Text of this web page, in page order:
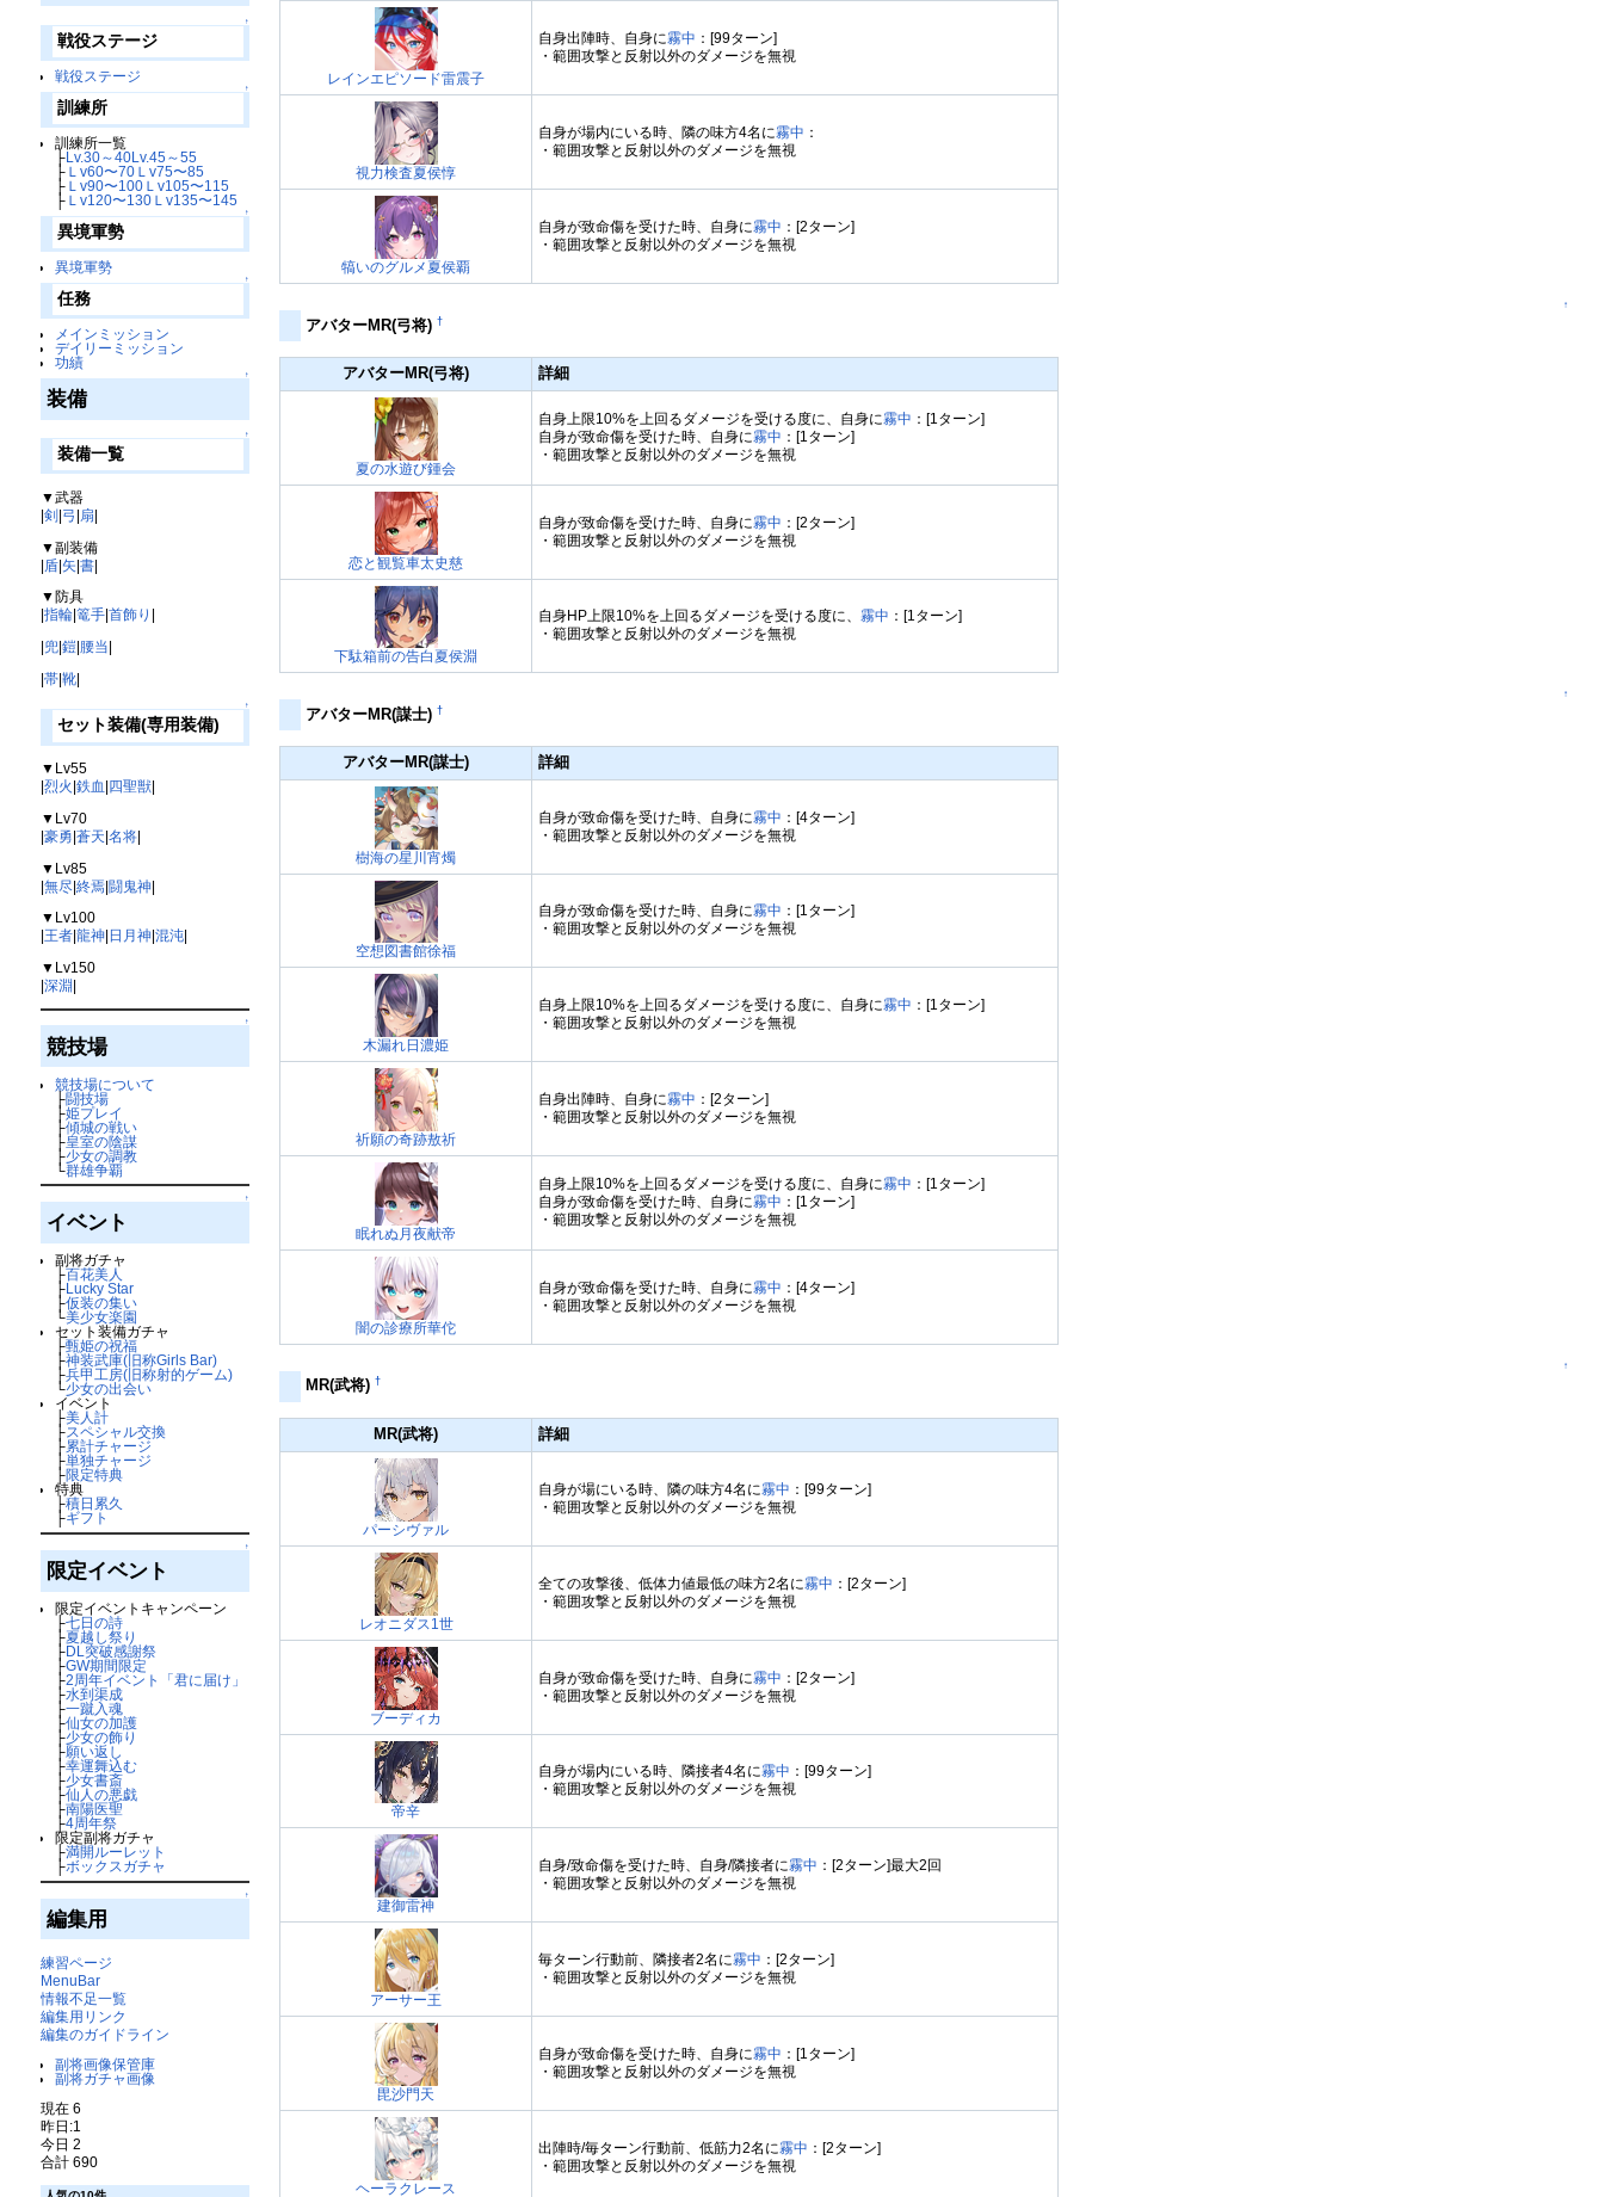
↑
戦役ステージ
戦役ステージ
↑
訓練所
訓練所一覧
├Lv.30～40Lv.45～55
├Ｌv60〜70Ｌv75〜85
├Ｌv90〜100Ｌv105〜115
├Ｌv120〜130Ｌv135〜145
↑
異境軍勢
異境軍勢
↑
任務
メインミッション
デイリーミッション
功績
↑
装備
↑
装備一覧
▼武器
剣 弓 扇
▼副装備
| 盾|矢|書|
▼防具
指輪| 篭手| 首飾り
兜| 鎧| 腰当
|帯|靴|
↑
セット装備(専用装備)
▼Lv55
烈火 鉄血 四聖獣|
▼Lv70
|豪勇|蒼天|名将|
▼Lv85
|無尽|終焉|闘鬼神|
▼Lv100
王者| 龍神| 日月神| 混沌|
▼Lv150
|深淵|
↑
競技場
競技場について
├闘技場
├姫プレイ
├傾城の戦い
├皇室の陰謀
├少女の調教
└群雄争覇
↑
イベント
副将ガチャ
├百花美人
├Lucky Star
├仮装の集い
└美少女楽園
セット装備ガチャ
├甄姫の祝福
├神装武庫(旧称Girls Bar)
├兵甲工房(旧称射的ゲーム)
└少女の出会い
イベント
├美人計
├スペシャル交換
├累計チャージ
├単独チャージ
├限定特典
特典
├積日累久
├ギフト
↑
限定イベント
限定イベントキャンペーン
├七日の詩
├夏越し祭り
├DL突破感謝祭
├GW期間限定
├2周年イベント「君に届け」
├水到渠成
├一蹴入魂
├仙女の加護
├少女の飾り
├願い返し
├幸運舞込む
├少女書斎
├仙人の悪戯
├南陽医聖
├4周年祭
限定副将ガチャ
├満開ルーレット
├ボックスガチャ
↑
編集用
練習ページ
MenuBar
情報不足一覧
編集用リンク
編集のガイドライン
副将画像保管庫
副将ガチャ画像
現在 6
昨日:1
今日 2
合計 690
レインエピソード雷震子
自身出陣時、自身に霧中 ：[99ターン]
・範囲攻撃と反射以外のダメージを無視
視力検査夏侯惇
自身が場内にいる時、隣の味方4名に霧中 ：
・範囲攻撃と反射以外のダメージを無視
犒いのグルメ夏侯覇
自身が致命傷を受けた時、自身に霧中 ：[2ターン]
・範囲攻撃と反射以外のダメージを無視
↑
アバターMR(弓将)†
アバターMR(弓将) 詳細
夏の水遊び鍾会
自身上限10%を上回るダメージを受ける度に、自身に霧中 ：[1ターン]
自身が致命傷を受けた時、自身に霧中 ：[1ターン]
・範囲攻撃と反射以外のダメージを無視
恋と観覧車太史慈
自身が致命傷を受けた時、自身に霧中 ：[2ターン]
・範囲攻撃と反射以外のダメージを無視
下駄箱前の告白夏侯淵
自身HP上限10%を上回るダメージを受ける度に、霧中 ：[1ターン]
・範囲攻撃と反射以外のダメージを無視
↑
アバターMR(謀士)†
アバターMR(謀士) 詳細
樹海の星川宵燭
自身が致命傷を受けた時、自身に霧中 ：[4ターン]
・範囲攻撃と反射以外のダメージを無視
空想図書館徐福
自身が致命傷を受けた時、自身に霧中 ：[1ターン]
・範囲攻撃と反射以外のダメージを無視
木漏れ日濃姫
自身上限10%を上回るダメージを受ける度に、自身に霧中 ：[1ターン]
・範囲攻撃と反射以外のダメージを無視
祈願の奇跡敖祈
自身出陣時、自身に霧中 ：[2ターン]
・範囲攻撃と反射以外のダメージを無視
眠れぬ月夜献帝
自身上限10%を上回るダメージを受ける度に、自身に霧中 ：[1ターン]
自身が致命傷を受けた時、自身に霧中 ：[1ターン]
・範囲攻撃と反射以外のダメージを無視
闇の診療所華佗
自身が致命傷を受けた時、自身に霧中 ：[4ターン]
・範囲攻撃と反射以外のダメージを無視
↑
MR(武将) †
MR(武将) 詳細
パーシヴァル
自身が場にいる時、隣の味方4名に霧中 ：[99ターン]
・範囲攻撃と反射以外のダメージを無視
レオニダス1世
全ての攻撃後、低体力値最低の味方2名に霧中 ：[2ターン]
・範囲攻撃と反射以外のダメージを無視
ブーディカ
自身が致命傷を受けた時、自身に霧中 ：[2ターン]
・範囲攻撃と反射以外のダメージを無視
帝辛
自身が場内にいる時、隣接者4名に霧中 ：[99ターン]
・範囲攻撃と反射以外のダメージを無視
建御雷神
自身/致命傷を受けた時、自身/隣接者に霧中 ：[2ターン]最大2回
・範囲攻撃と反射以外のダメージを無視
アーサー王
毎ターン行動前、隣接者2名に霧中 ：[2ターン]
・範囲攻撃と反射以外のダメージを無視
毘沙門天
自身が致命傷を受けた時、自身に霧中 ：[1ターン]
・範囲攻撃と反射以外のダメージを無視
ヘーラクレース
出陣時/毎ターン行動前、低筋力2名に霧中 ：[2ターン]
・範囲攻撃と反射以外のダメージを無視